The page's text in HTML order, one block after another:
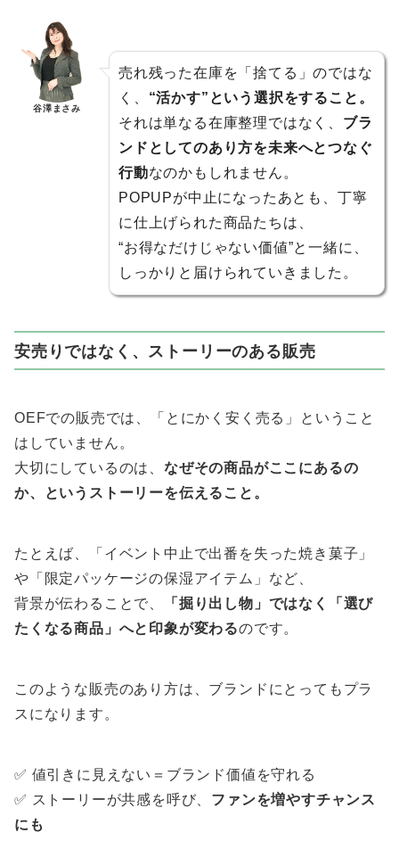
谷澤まさみ
売れ残った在庫を「捨てる」のではな
く、 “活かす”という選択をすること。
それは単なる在庫整理ではなく、 ブラ
ンドとしてのあり方を未来へとつなぐ
行動なのかもしれません。
POPUPが中止になったあとも、丁寧
に仕上げられた商品たちは、
“お得なだけじゃない価値”と一緒に、
しっかりと届けられていきました。
安売りではなく、ストーリーのある販売
OEFでの販売では、「とにかく安く売る」ということ
はしていません。
大切にしているのは、 なぜその商品がここにあるの
か、というストーリーを伝えること。
たとえば、「イベント中止で出番を失った焼き菓子」
や「限定パッケージの保湿アイテム」など、
背景が伝わることで、
「掘り出し物」ではなく「選び
たくなる商品」へと印象が変わるのです。
このような販売のあり方は、ブランドにとってもプラ
スになります。
✅ 値引きに見えない＝ブランド価値を守れる
✅ ストーリーが共感を呼び、 ファンを増やすチャンス
にも